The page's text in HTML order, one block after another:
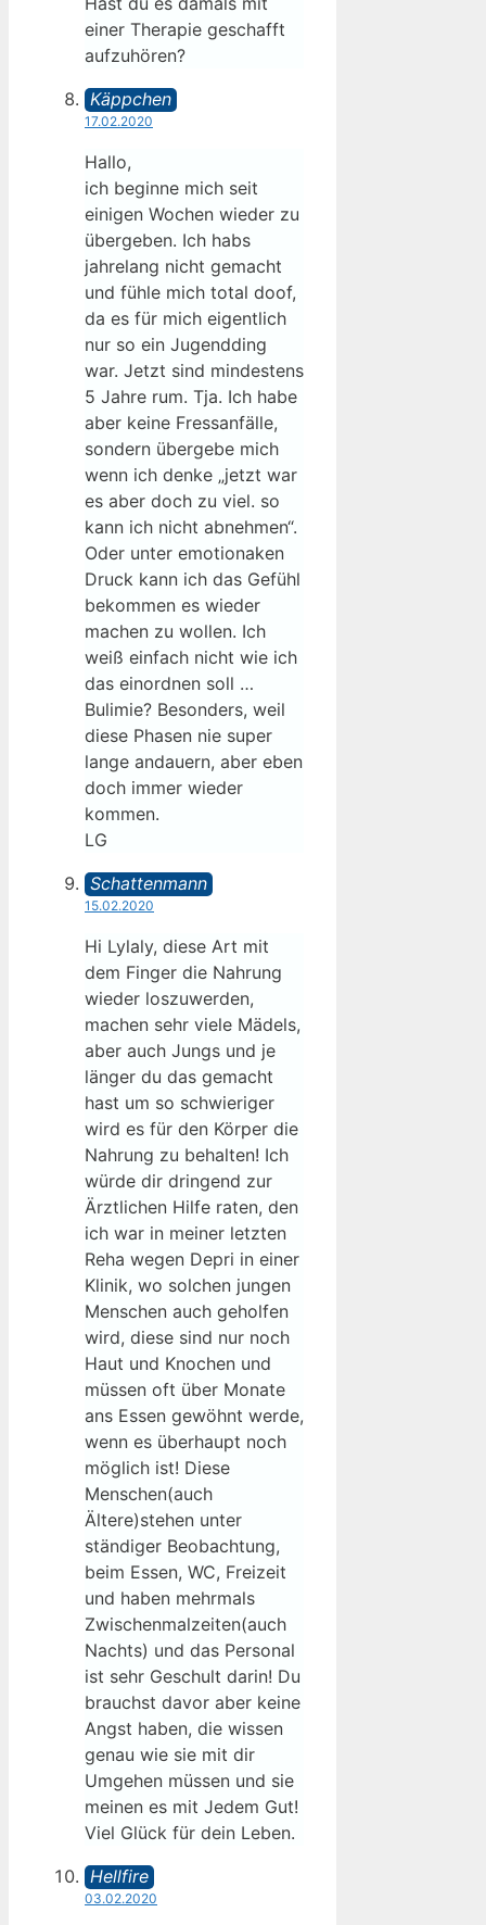
einer Therapie geschafft
aufzuhören?
Käppchen
17.02.2020
Hallo,
ich beginne mich seit
einigen Wochen wieder zu
übergeben. Ich habs
jahrelang nicht gemacht
und fühle mich total doof,
da es für mich eigentlich
nur so ein Jugendding
war. Jetzt sind mindestens
5 Jahre rum. Tja. Ich habe
aber keine Fressanfälle,
sondern übergebe mich
wenn ich denke „jetzt war
es aber doch zu viel. so
kann ich nicht abnehmen“.
Oder unter emotionaken
Druck kann ich das Gefühl
bekommen es wieder
machen zu wollen. Ich
weiß einfach nicht wie ich
das einordnen soll …
Bulimie? Besonders, weil
diese Phasen nie super
lange andauern, aber eben
doch immer wieder
kommen.
LG
Schattenmann
15.02.2020
Hi Lylaly, diese Art mit
dem Finger die Nahrung
wieder loszuwerden,
machen sehr viele Mädels,
aber auch Jungs und je
länger du das gemacht
hast um so schwieriger
wird es für den Körper die
Nahrung zu behalten! Ich
würde dir dringend zur
Ärztlichen Hilfe raten, den
ich war in meiner letzten
Reha wegen Depri in einer
Klinik, wo solchen jungen
Menschen auch geholfen
wird, diese sind nur noch
Haut und Knochen und
müssen oft über Monate
ans Essen gewöhnt werde,
wenn es überhaupt noch
möglich ist! Diese
Menschen(auch
Ältere)stehen unter
ständiger Beobachtung,
beim Essen, WC, Freizeit
und haben mehrmals
Zwischenmalzeiten(auch
Nachts) und das Personal
ist sehr Geschult darin! Du
brauchst davor aber keine
Angst haben, die wissen
genau wie sie mit dir
Umgehen müssen und sie
meinen es mit Jedem Gut!
Viel Glück für dein Leben.
Hellfire
03.02.2020